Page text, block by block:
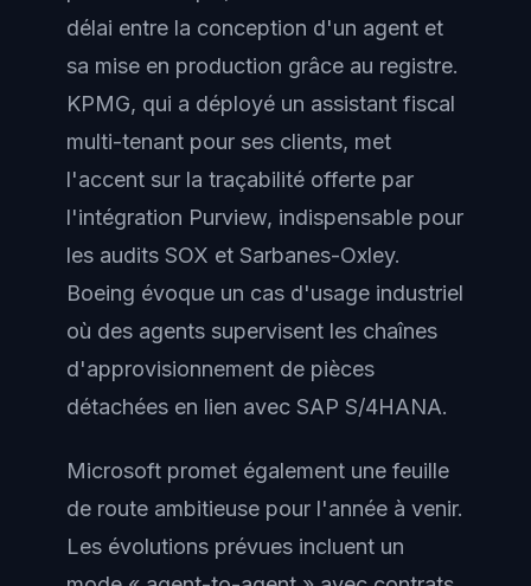
délai entre la conception d'un agent et
sa mise en production grâce au registre.
KPMG, qui a déployé un assistant fiscal
multi-tenant pour ses clients, met
l'accent sur la traçabilité offerte par
l'intégration Purview, indispensable pour
les audits SOX et Sarbanes-Oxley.
Boeing évoque un cas d'usage industriel
où des agents supervisent les chaînes
d'approvisionnement de pièces
détachées en lien avec SAP S/4HANA.
Microsoft promet également une feuille
de route ambitieuse pour l'année à venir.
Les évolutions prévues incluent un